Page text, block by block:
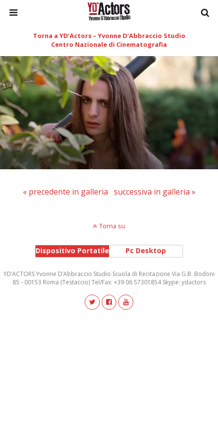
Torna a YD’Actors – Yvonne D’Abbraccio Studio
Centro Nazionale di Cinematografia
« precedente in galleria successiva in galleria »
Torna su
Dispositivo Portatile Pc Desktop
YD’ACTORS Yvonne D’Abbraccio Studio Scuola di Recitazione Via G.B. Bodoni
85 - 00153 Roma (Testaccio) Tel/Fax: +39 06 57301854 Skype: ydactors